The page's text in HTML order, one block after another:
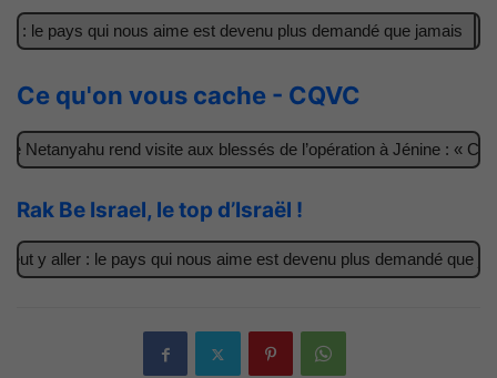
le pays qui nous aime est devenu plus demandé que jamais
Ce qu'on vous cache - CQVC
rend visite aux blessés de l’opération à Jénine : « Ces
Rak Be Israel, le top d’Israël !
y aller : le pays qui nous aime est devenu plus demandé que